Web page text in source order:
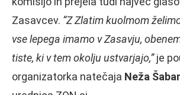
Zasavcev. “Z Zlatim kuolmom
vse lepega imamo v Zasavju,
tiste, ki v tem okolju ustvarjajo,”je
organizatorka natečaja Neža